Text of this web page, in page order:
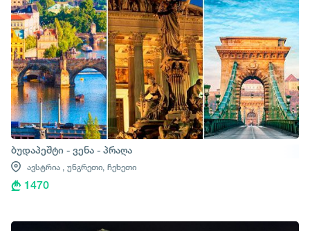
ბუდაპეშტი - ვენა - პრაღა
ავსტრია , უნგრეთი, ჩეხეთი
1470